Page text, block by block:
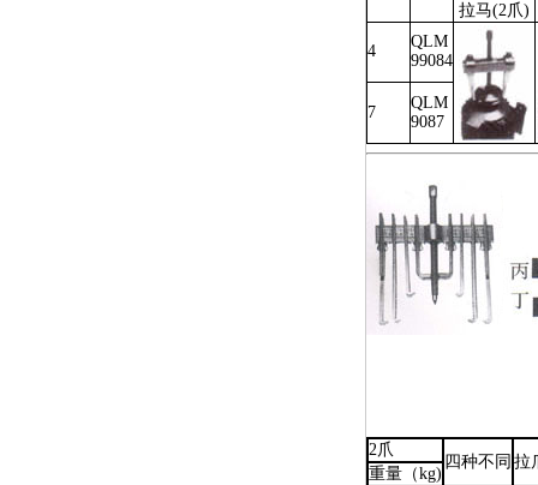
拉马(2爪)
4
QLM
99084
7
QLM
9087
2爪
四种不同 拉
重量（kg)